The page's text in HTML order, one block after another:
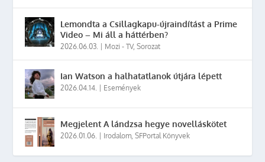
Lemondta a Csillagkapu-újraindítást a Prime
Video – Mi áll a háttérben?
2026.06.03. Mozi - TV,Sorozat
Ian Watson a halhatatlanok útjára lépett
2026.04.14. Események
Megjelent A lándzsa hegye novelláskötet
2026.01.06. Irodalom,SFPortal Könyvek